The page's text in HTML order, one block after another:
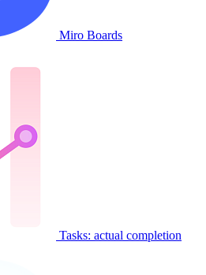
Miro Boards
Tasks: actual completion